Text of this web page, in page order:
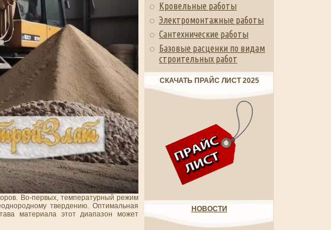
Во-первых, температурный режим
твердению. Оптимальная
материала этот диапазон может
Кровельные работы
Электромонтажные работы
Сантехнические работы
Базовые расценки по видам
строительных работ
СКАЧАТЬ ПРАЙС ЛИСТ 2025
НОВОСТИ